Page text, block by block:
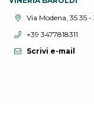
Località:Via Modena, 35 35
Telefono:
+39 3477818311
Scrivi e-mail